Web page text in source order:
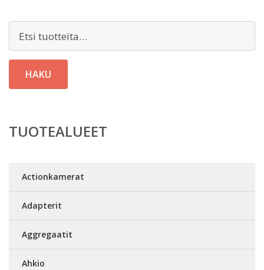
HAKU
TUOTEALUEET
Actionkamerat
Adapterit
Aggregaatit
Ahkio